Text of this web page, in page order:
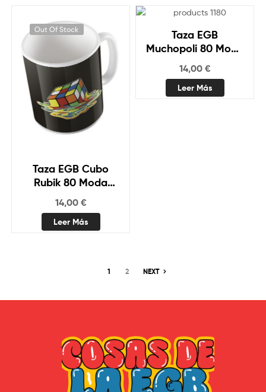
Out Of Stock
Taza EGB Cubo
Rubik 80 Moda
Retro
14,00 €
Leer Más
Out Of Stock
Taza EGB
Muchopoli 80 Moda
Retro
14,00 €
Leer Más
1 2 NEXT